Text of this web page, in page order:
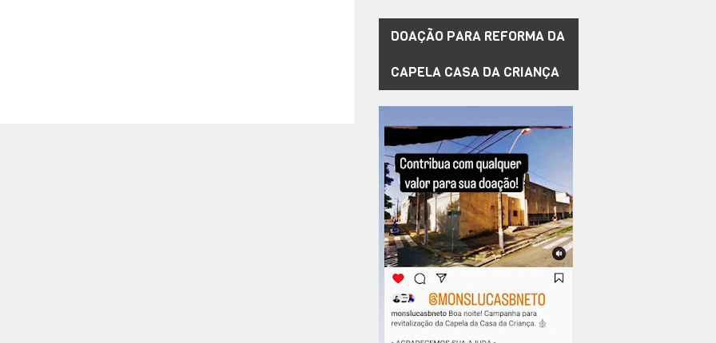
DOAÇÃO PARA REFORMA DA
CAPELA CASA DA CRIANÇA